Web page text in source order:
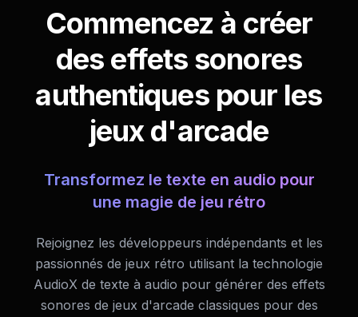
Commencez à créer
des effets sonores
authentiques pour les
jeux d'arcade
Transformez le texte en audio pour
une magie de jeu rétro
Rejoignez les développeurs indépendants et les
passionnés de jeux rétro utilisant la technologie
AudioX de texte à audio pour générer des effets
sonores de jeux d'arcade classiques pour des